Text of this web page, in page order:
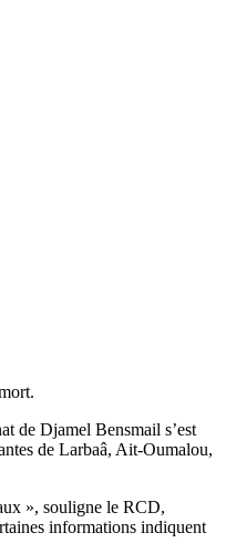
de Djamel Bensmail s’est
de Larbaâ, Ait-Oumalou,
», souligne le RCD,
informations indiquent